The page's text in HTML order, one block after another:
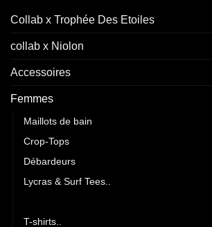
Collab x Trophée Des Etoiles
collab x Niolon
Accessoires
Femmes
Maillots de bain
Crop-Tops
Débardeurs
Lycras & Surf Tees..
T-shirts..